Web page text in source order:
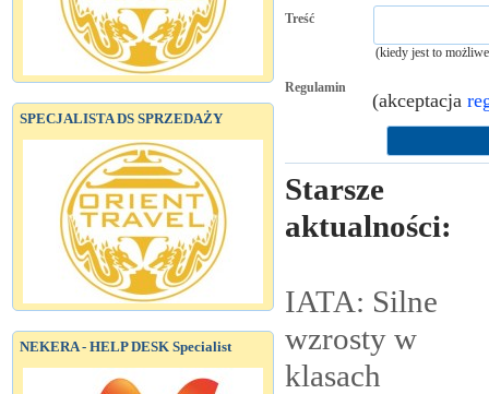
SPECJALISTA DS SPRZEDAŻY
NEKERA - HELP DESK Specialist
Treść
(kiedy jest to
Regulamin
(akceptacja
Starsze
aktualności:
IATA: Silne
wzrosty w
klasach